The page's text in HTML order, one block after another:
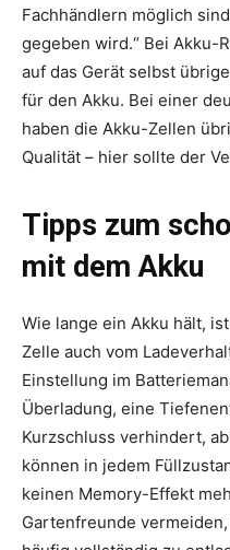
Fachhändlern möglich
gegeben wird.“ Bei Akku-
auf das Gerät selbst
für den Akku. Bei einer
haben die Akku-Zellen
Qualität – hier sollte der
Tipps zum
mit dem Akku
Wie lange ein Akku hält,
Zelle auch vom
Einstellung im
Überladung, eine
Kurzschluss verhindert,
können in jedem
keinen Memory-Effekt
Gartenfreunde